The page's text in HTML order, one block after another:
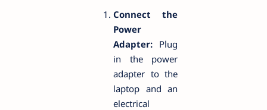
Connect the
Power
Adapter: Plug
in the power
adapter to the
laptop and an
electrical